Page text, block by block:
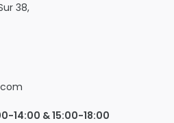
38,
14:00 & 15:00-18:00